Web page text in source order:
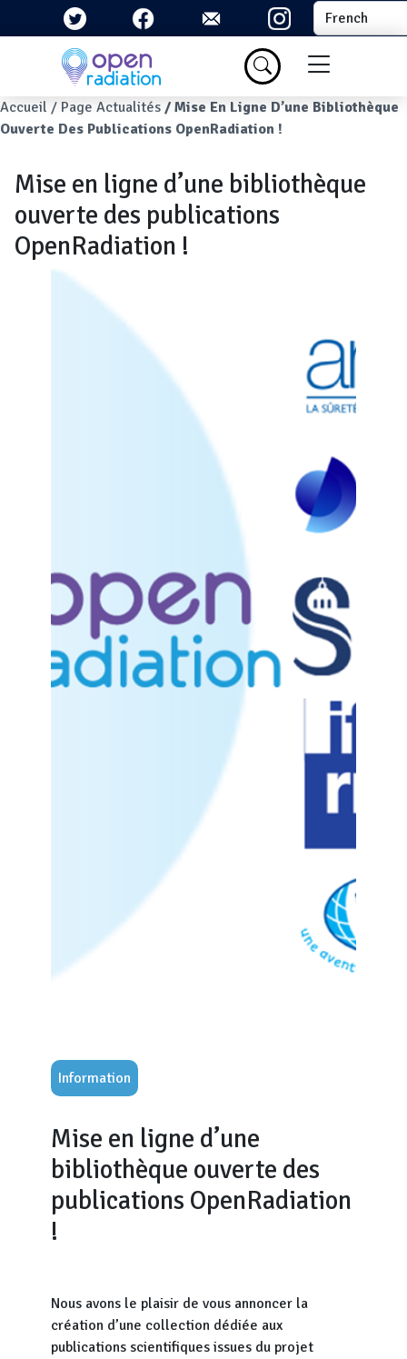
Aller au contenu principal Select your
Menu du
Fil d'Ariane
Accueil Page Actualités
Mise En Ligne D’une Bibliothèque
Ouverte Des Publications OpenRadiation !
Mise en ligne d’une bibliothèque
ouverte des publications
OpenRadiation !
Information
Mise en ligne d’une
bibliothèque ouverte des
publications OpenRadiation
!
Nous avons le plaisir de vous annoncer la
création d’une collection dédiée aux
publications scientifiques issues du projet